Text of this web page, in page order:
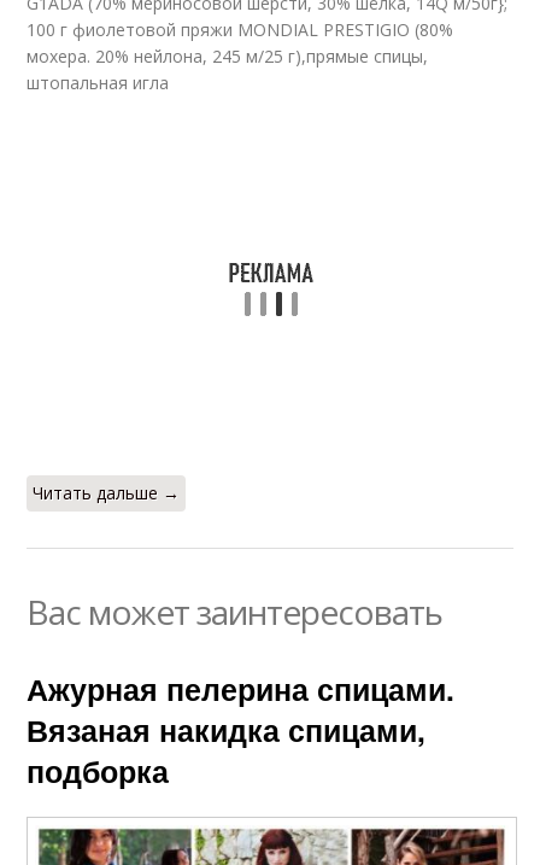
100 г фиолетовой пряжи MONDIAL PRESTIGIO (80%
мохера. 20% нейлона, 245 м/25 г),прямые спицы,
штопальная игла
Читать дальше →
Вас может заинтересовать
Ажурная пелерина спицами.
Вязаная накидка спицами,
подборка